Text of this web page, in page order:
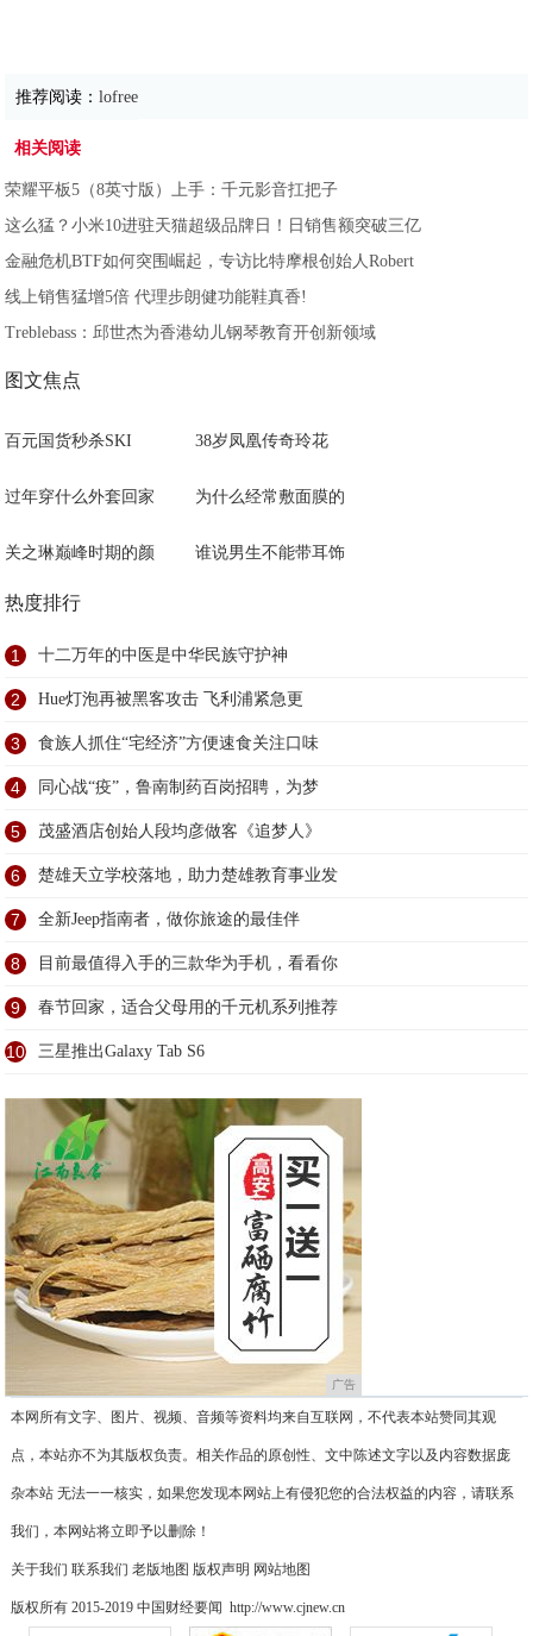
推荐阅读：lofree
相关阅读
荣耀平板5（8英寸版）上手：千元影音扛把子
这么猛？小米10进驻天猫超级品牌日！日销售额突破三亿
金融危机BTF如何突围崛起，专访比特摩根创始人Robert
线上销售猛增5倍 代理步朗健功能鞋真香!
Treblebass：邱世杰为香港幼儿钢琴教育开创新领域
图文焦点
百元国货秒杀SKI 38岁凤凰传奇玲花
过年穿什么外套回家 为什么经常敷面膜的
关之琳巅峰时期的颜 谁说男生不能带耳饰
热度排行
1 十二万年的中医是中华民族守护神
2 Hue灯泡再被黑客攻击 飞利浦紧急更
3 食族人抓住“宅经济”方便速食关注口味
4 同心战“疫”，鲁南制药百岗招聘，为梦
5 茂盛酒店创始人段均彦做客《追梦人》
6 楚雄天立学校落地，助力楚雄教育事业发
7 全新Jeep指南者，做你旅途的最佳伴
8 目前最值得入手的三款华为手机，看看你
9 春节回家，适合父母用的千元机系列推荐
10 三星推出Galaxy Tab S6
广告
本网所有文字、图片、视频、音频等资料均来自互联网，不代表本站赞同其观
点，本站亦不为其版权负责。相关作品的原创性、文中陈述文字以及内容数据庞
杂本站 无法一一核实，如果您发现本网站上有侵犯您的合法权益的内容，请联系
我们，本网站将立即予以删除！
关于我们 联系我们 老版地图 版权声明 网站地图
版权所有 2015-2019 中国财经要闻 http://www.cjnew.cn